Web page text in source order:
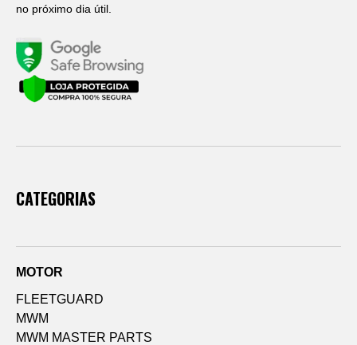
no próximo dia útil.
CATEGORIAS
MOTOR
FLEETGUARD
MWM
MWM MASTER PARTS